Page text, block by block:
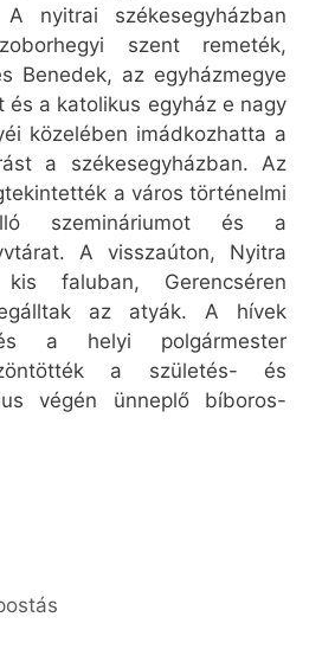
A nyitrai székesegyházban
szent remeték,
Benedek, az egyházmegye
és a katolikus egyház e nagy
közelében imádkozhatta a
a székesegyházban. Az
a város történelmi
szemináriumot és a
A visszaúton, Nyitra
faluban, Gerencséren
az atyák. A hívek
a helyi polgármester
a születés- és
végén ünneplő bíboros-